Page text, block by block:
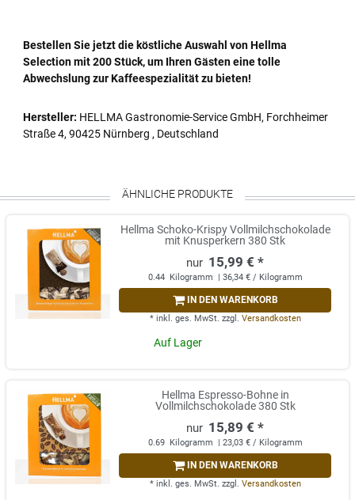
Bestellen Sie jetzt die köstliche Auswahl von Hellma
Selection mit 200 Stück, um Ihren Gästen eine tolle
Abwechslung zur Kaffeespezialität zu bieten!
Hersteller: HELLMA Gastronomie-Service GmbH, Forchheimer
Straße 4, 90425 Nürnberg , Deutschland
ÄHNLICHE PRODUKTE
Hellma Schoko-Krispy Vollmilchschokolade
mit Knusperkern 380 Stk
15,99 € *
0.44 Kilogramm | 36,34 € / Kilogramm
IN DEN WARENKORB
* inkl. ges. MwSt. zzgl. Versandkosten
Auf Lager
Hellma Espresso-Bohne in
Vollmilchschokolade 380 Stk
15,89 € *
0.69 Kilogramm | 23,03 € / Kilogramm
IN DEN WARENKORB
* inkl. ges. MwSt. zzgl. Versandkosten